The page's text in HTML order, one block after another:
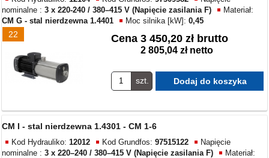
22
nominalne :3 x 220-240 / 380–415 V (Napięcie zasilania F)
Materiał:
CM G - stal nierdzewna 1.4401
Moc silnika [kW]:0,45
Cena 3 450,20 zł brutto
2 805,04 zł netto
szt.
CM I - stal nierdzewna 1.4301 - CM 1-6
Kod Hydrauliko:12012 Kod Grundfos:97515122
Napięcie
nominalne :3 x 220–240 / 380–415 V (Napięcie zasilania F)
Materiał: